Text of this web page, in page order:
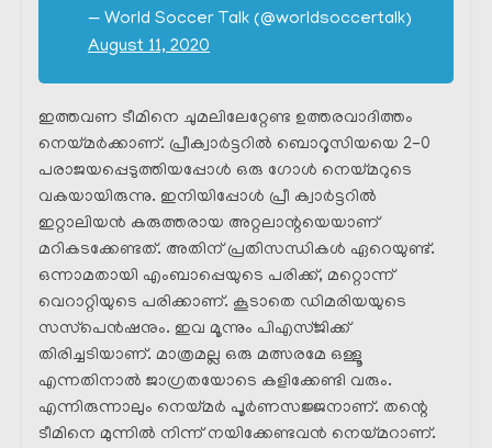
— World Soccer Talk (@worldsoccertalk)
August 11, 2020
ഇത്തവണ ടീമിനെ ചുമലിലേറ്റേണ്ട ഉത്തരവാദിത്തം
നെയ്മർക്കാണ്. പ്രീക്വാർട്ടറിൽ ബൊറൂസിയയെ 2-0
പരാജയപ്പെടുത്തിയപ്പോൾ ഒരു ഗോൾ നെയ്മറുടെ
വകയായിരുന്നു. ഇനിയിപ്പോൾ പ്രീ ക്വാർട്ടറിൽ
ഇറ്റാലിയൻ കരുത്തരായ അറ്റലാന്റയെയാണ്
മറികടക്കേണ്ടത്. അതിന് പ്രതിസന്ധികൾ ഏറെയുണ്ട്.
ഒന്നാമതായി എംബാപ്പെയുടെ പരിക്ക്, മറ്റൊന്ന്
വെറാറ്റിയുടെ പരിക്കാണ്. കൂടാതെ ഡിമരിയയുടെ
സസ്‌പെൻഷനും. ഇവ മൂന്നും പിഎസ്ജിക്ക്
തിരിച്ചടിയാണ്. മാത്രമല്ല ഒരു മത്സരമേ ഒള്ളൂ
എന്നതിനാൽ ജാഗ്രതയോടെ കളിക്കേണ്ടി വരും.
എന്നിരുന്നാലും നെയ്മർ പൂർണസജ്ജനാണ്. തന്റെ
ടീമിനെ മുന്നിൽ നിന്ന് നയിക്കേണ്ടവൻ നെയ്മറാണ്.